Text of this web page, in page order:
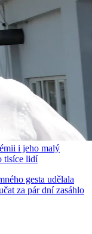
i jeho malý
tisíce lidí
gesta udělala
za pár dní zasáhlo